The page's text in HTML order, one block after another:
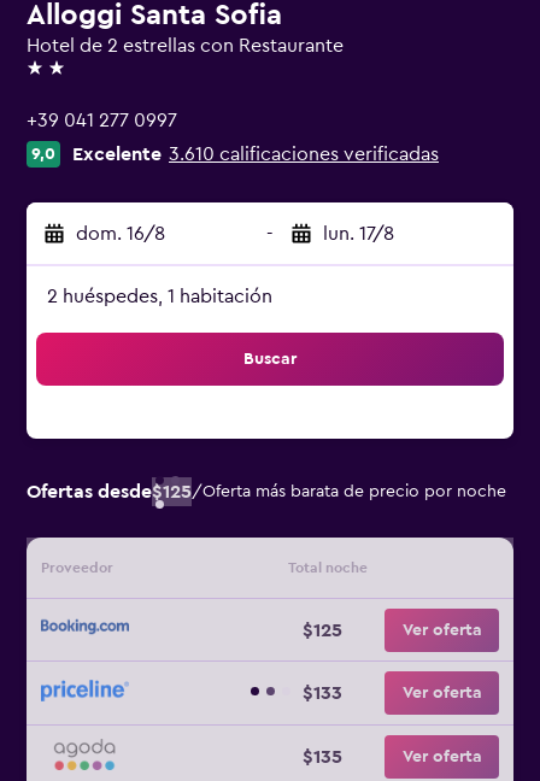
Alloggi Santa Sofia
Hotel de 2 estrellas con Restaurante
2 estrellas
+39 041 277 0997
9,0 Excelente 3.610 calificaciones verificadas
dom. 16/8 - lun. 17/8
2 huéspedes, 1 habitación
Buscar
Ofertas desde$125/Oferta más barata de precio por noche
Proveedor Total noche
$125 Ver oferta
$133 Ver oferta
$135 Ver oferta